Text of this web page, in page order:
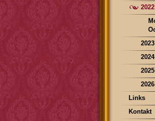
2022
2023
2024
2025
2026
Links
Kontakt